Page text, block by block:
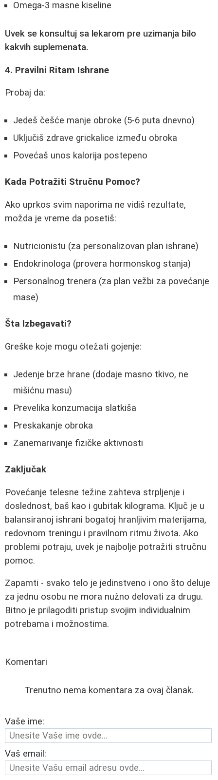
Omega-3 masne kiseline
Uvek se konsultuj sa lekarom pre uzimanja bilo
kakvih suplemenata.
4. Pravilni Ritam Ishrane
Probaj da:
Jedeš češće manje obroke (5-6 puta dnevno)
Uključiš zdrave grickalice između obroka
Povećaš unos kalorija postepeno
Kada Potražiti Stručnu Pomoc?
Ako uprkos svim naporima ne vidiš rezultate,
možda je vreme da posetiš:
Nutricionistu (za personalizovan plan ishrane)
Endokrinologa (provera hormonskog stanja)
Personalnog trenera (za plan vežbi za povećanje
mase)
Šta Izbegavati?
Greške koje mogu otežati gojenje:
Jedenje brze hrane (dodaje masno tkivo, ne
mišićnu masu)
Prevelika konzumacija slatkiša
Preskakanje obroka
Zanemarivanje fizičke aktivnosti
Zaključak
Povećanje telesne težine zahteva strpljenje i
doslednost, baš kao i gubitak kilograma. Ključ je u
balansiranoj ishrani bogatoj hranljivim materijama,
redovnom treningu i pravilnom ritmu života. Ako
problemi potraju, uvek je najbolje potražiti stručnu
pomoc.
Zapamti - svako telo je jedinstveno i ono što deluje
za jednu osobu ne mora nužno delovati za drugu.
Bitno je prilagoditi pristup svojim individualnim
potrebama i možnostima.
Komentari
Trenutno nema komentara za ovaj članak.
Vaše ime:
Vaš email: